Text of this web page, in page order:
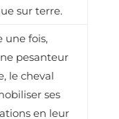
sur terre.
une fois,
pesanteur
le cheval
ses
en leur